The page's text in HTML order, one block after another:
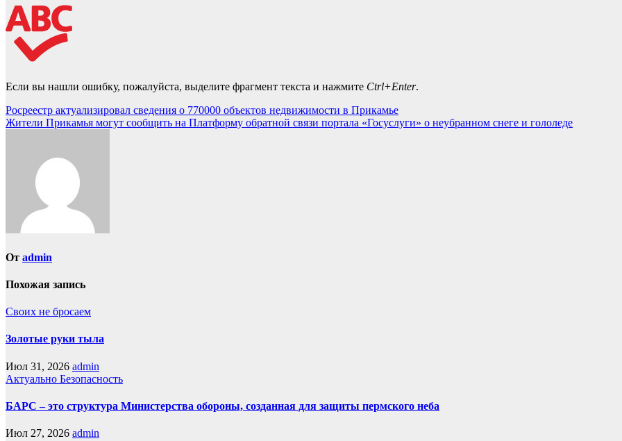
Если вы нашли ошибку, пожалуйста, выделите фрагмент текста и нажмите Ctrl+Enter.
Навигация
по
Росреестр актуализировал сведения о 770000 объектов недвижимости в Прикамье
Жители Прикамья могут сообщить на Платформу обратной связи портала «Госуслуги» о неубранном снеге и гололеде
От admin
Похожая запись
Своих не бросаем
Золотые руки тыла
Июл 31, 2026 admin
Актуально Безопасность
БАРС – это структура Министерства обороны, созданная для защиты пермского неба
Июл 27, 2026 admin